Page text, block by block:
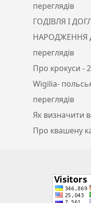
переглядів
ГОДІВЛЯ І
НАРОДЖЕННЯ
переглядів
Про крокуси -
Wigilia-
переглядів
Як визначити
Про квашену